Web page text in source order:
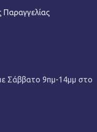
Σάββατο 9πμ-14μμ στο